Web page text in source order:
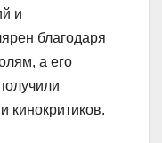
и
благодаря
а его
кинокритиков.